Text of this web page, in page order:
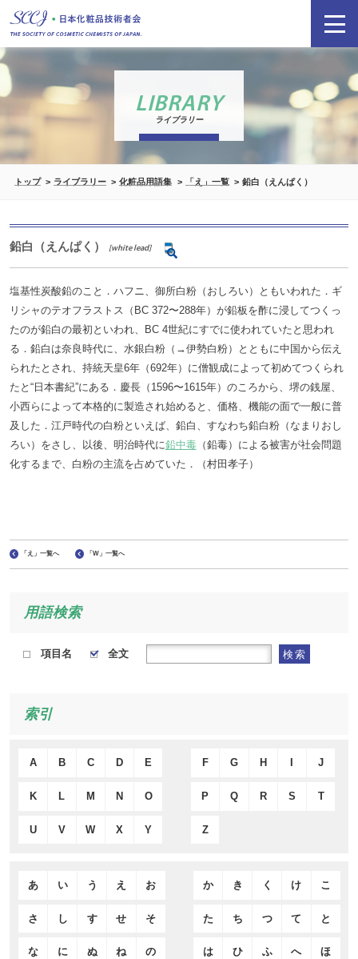
LIBRARY
ライブラリー
トップ ライブラリー 化粧品用語集 「え」一覧 鉛白（えんぱく）
鉛白（えんぱく） [white lead]
塩基性炭酸鉛のこと．ハフニ、御所白粉（おしろい）ともいわれた．ギ
リシャのテオフラストス（BC 372〜288年）が鉛板を酢に浸してつくっ
たのが鉛白の最初といわれ、BC 4世紀にすでに使われていたと思われ
る．鉛白は奈良時代に、水銀白粉（→伊勢白粉）とともに中国から伝え
られたとされ、持統天皇6年（692年）に僧観成によって初めてつくられ
たと“日本書紀”にある．慶長（1596〜1615年）のころから、堺の銭屋、
小西らによって本格的に製造され始めると、価格、機能の面で一般に普
及した．江戸時代の白粉といえば、鉛白、すなわち鉛白粉（なまりおし
ろい）をさし、以後、明治時代に鉛中毒（鉛毒）による被害が社会問題
化するまで、白粉の主流を占めていた．（村田孝子）
「え」一覧へ 「W」一覧へ
用語検索
項目名 全文 検索
索引
A B C D E F G H J
K L M N O P Q R S T
U V W X Y Z
あ い う え お か き く け こ
さ し す せ そ た ち つ て と
な に ぬ ね の は ひ ふ へ ほ